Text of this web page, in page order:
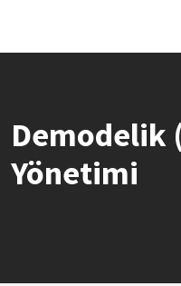
Demodelik
Yönetimi